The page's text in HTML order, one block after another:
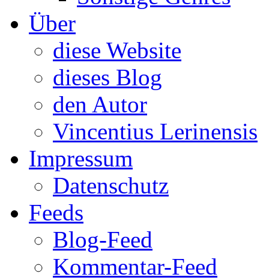
Über
diese Website
dieses Blog
den Autor
Vincentius Lerinensis
Impressum
Datenschutz
Feeds
Blog-Feed
Kommentar-Feed